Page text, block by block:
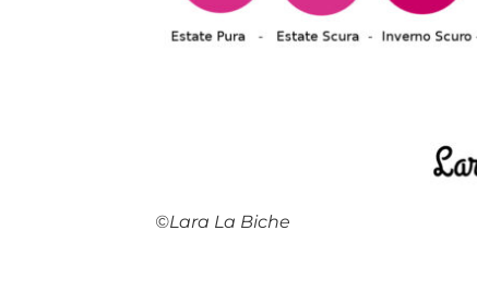
©Lara La Biche